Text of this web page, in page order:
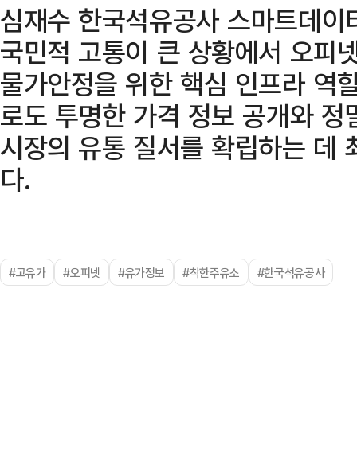
심재수 한국석유공사 스마트데
국민적 고통이 큰 상황에서 오피
물가안정을 위한 핵심 인프라 역
로도 투명한 가격 정보 공개와
시장의 유통 질서를 확립하는 데
다.
#고유가 #오피넷 #유가정보 #착한주유소 #한국석유공사